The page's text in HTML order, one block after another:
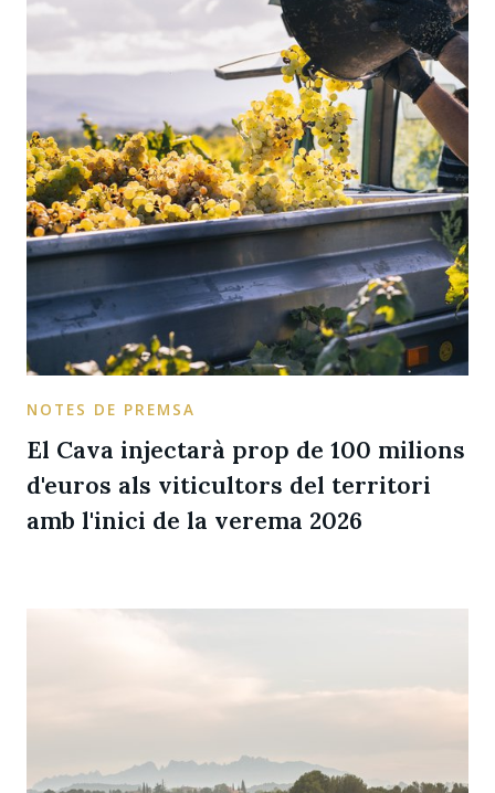
NOTES DE PREMSA
El Cava injectarà prop de 100 milions
d'euros als viticultors del territori
amb l'inici de la verema 2026